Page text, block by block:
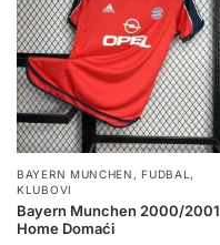
BAYERN MUNCHEN ,FUDBAL ,
KLUBOVI
Bayern Munchen 2000/2001
Home Domaći